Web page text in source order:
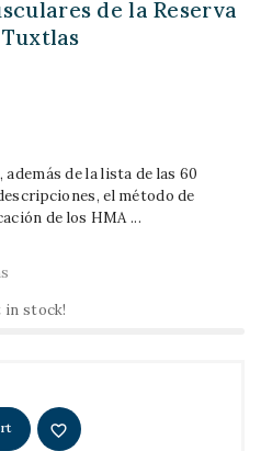
de la Reserva
de la lista de las 60
el método de
de los HMA ...
in stock!
favorite_border